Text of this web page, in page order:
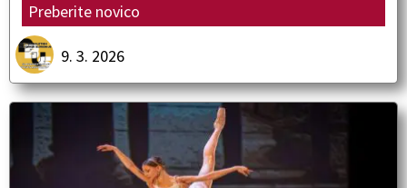
Preberite novico
9. 3. 2026